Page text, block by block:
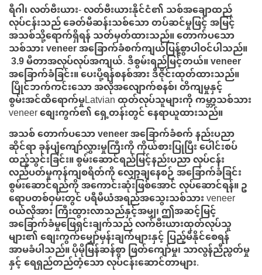
ရီဂါ၊ လတ်ဗီးယား- လတ်ဗီးယားနိုင်ငံ၏ သစ်အချောထည်
လုပ်ငန်းသည် ခေတ်မီဆန်းသစ်သော တပ်ဆင်မှုဖြင့် အမြင့်
အသစ်သို့ရောက်ရှိရန် သတ်မှတ်ထားသည်။တောက်ပသော
သစ်သား veneer အခြောက်ခံစက်ကျယ်ပြန့်စွာပါဝင်ပါသည်။
3.9 မီတာအလုပ်လုပ်အကျယ်. ဒီစွမ်းရည်မြင့်တယ်။veneer
အခြောက်ခံခြင်း။ပေးပို့ရန်စနစ်အား ဒီဇိုင်းထုတ်ထားသည်။
ပြိုင်ဘက်ကင်းသော အလိုအလျောက်စနစ်၊ တိကျမှုနှင့်
စွမ်းအင်ထိရောက်မှုLatvian ထုတ်လုပ်သူများကို ကမ္ဘာ့သစ်သား
veneer စျေးကွက်၏ ရှေ့တန်းတွင် နေရာယူထားသည်။
အသစ်တောက်ပသော veneer အခြောက်ခံစက်နည်းပညာ
ဆိုင်ရာ ခုန်ပျံကျော်လွှားမှုကြီးကို ကိုယ်စားပြုပြီး ပေါင်းစပ်
ထည့်သွင်းခြင်း။စွမ်းဆောင်ရည်မြင့်နည်းပညာလုပ်ငန်း
လည်ပတ်မှုကုန်ကျစရိတ်ကို လျှော့ချနေစဉ် အခြောက်ခံခြင်း
စွမ်းဆောင်ရည်ကို အကောင်းဆုံးဖြစ်အောင် လုပ်ဆောင်ရန်။ ဥ
ရောပတစ်ဝှမ်းတွင် ပရီမီယံအရည်အသွေးသစ်သား veneer
ဝယ်လိုအား ကြီးထွားလာသည်နှင့်အမျှ၊ ဤအဆင့်မြင့်
အခြောက်ခံမှုဖြေရှင်းချက်သည် လက်ဗီးယားထုတ်လုပ်သူ
များ၏ စျေးကွက်မျှော်မှန်းချက်များနှင့် ပြည့်မီနိုင်စေရန်
အာမခံပါသည်။ပိုမိုမြန်ဆန်စွာ ဖြတ်ကျော်မှု၊ သာလွန်ညီညွတ်မှု
နှင့် ရေရှည်တည်တံ့သော လုပ်ငန်းဆောင်တာများ.